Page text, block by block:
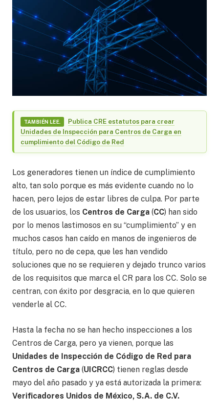
TAMBIÉN LEE.
Publica CRE estatutos para crear
Unidades de Inspección para Centros de Carga en
cumplimiento del Código de Red
Los generadores tienen un índice de cumplimiento
alto, tan solo porque es más evidente cuando no lo
hacen, pero lejos de estar libres de culpa. Por parte
de los usuarios, los Centros de Carga (CC) han sido
por lo menos lastimosos en su “cumplimiento” y en
muchos casos han caído en manos de ingenieros de
título, pero no de cepa, que les han vendido
soluciones que no se requieren y dejado trunco varios
de los requisitos que marca el CR para los CC. Solo se
centran, con éxito por desgracia, en lo que quieren
venderle al CC.
Hasta la fecha no se han hecho inspecciones a los
Centros de Carga, pero ya vienen, porque las
Unidades de Inspección de Código de Red para
Centros de Carga (UICRCC) tienen reglas desde
mayo del año pasado y ya está autorizada la primera:
Verificadores Unidos de México, S.A. de C.V.